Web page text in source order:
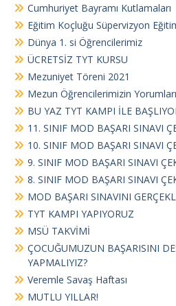
Cumhuriyet Bayramı Kutlamaları
Eğitim Koçluğu Süpervizyon
Dünya 1. si Öğrencilerimiz
ÜCRETSİZ TYT KURSU
Mezuniyet Töreni 2021
Mezun Öğrencilerimizin Yorumları
BU YAZ TYT KAMPI İLE
11. SINIF MOD BAŞARI SINAVI
10. SINIF MOD BAŞARI SINAVI
9. SINIF MOD BAŞARI SINAVI
8. SINIF MOD BAŞARI SINAVI
MOD BAŞARI SINAVINI
TYT KAMPI YAPIYORUZ
MSÜ TAKVİMİ
ÇOCUĞUMUZUN BAŞARISINI
YAPMALIYIZ?
Veremle Savaş Haftası
MUTLU YILLAR!